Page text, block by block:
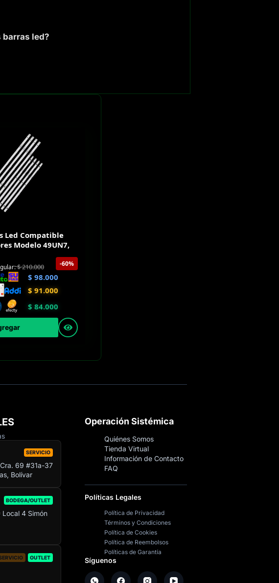
barras led?
Led Compatible
Modelo 49UN7,
-60%
$210.000
$ 98.000
$ 91.000
$ 84.000
SERVICIO
69 #31a-37
Bolívar
BODEGA/OUTLET
Local 4 Simón
OUTLET
Operación Sistémica
Quiénes Somos
Tienda Virtual
Información de Contacto
FAQ
Políticas Legales
Política de Privacidad
Términos y Condiciones
Política de Cookies
Política de Reembolsos
Políticas de Garantía
Síguenos